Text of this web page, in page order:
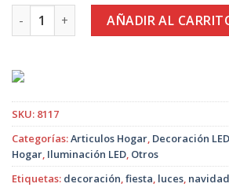
Proyector Láser Rítmico cantidad
AÑADIR AL
SKU: 8117
Categorías:Articulos Hogar, Decoración
Hogar, Iluminación LED, Otros
Etiquetas: decoración,fiesta, luces, navidad